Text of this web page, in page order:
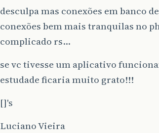
desculpa mas conexões em banco
conexões bem mais tranquilas no
complicado rs…
se vc tivesse um aplicativo
estudade ficaria muito grato!!!
[]'s
Luciano Vieira